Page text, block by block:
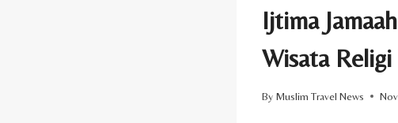
Ijtima
Wisata
By Muslim Travel News